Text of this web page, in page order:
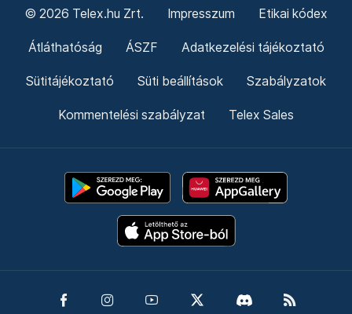
© 2026 Telex.hu Zrt. Impresszum Etikai kódex
Átláthatóság ÁSZF Adatkezelési tájékoztató
Sütitájékoztató Süti beállítások Szabályzatok
Kommentelési szabályzat Telex Sales